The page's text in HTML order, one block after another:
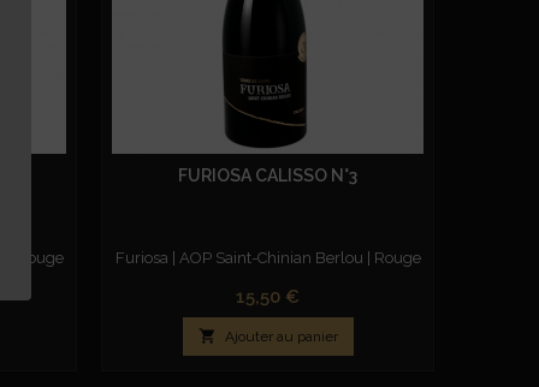
| Rouge
FURIOSA CALISSO N°3
Furiosa | AOP Saint-Chinian Berlou | Rouge
Prix
15,50 €
 Ajouter au panier